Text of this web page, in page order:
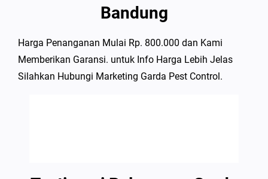
Bandung
Harga Penanganan Mulai Rp. 800.000 dan Kami
Memberikan Garansi. untuk Info Harga Lebih Jelas
Silahkan Hubungi Marketing Garda Pest Control.